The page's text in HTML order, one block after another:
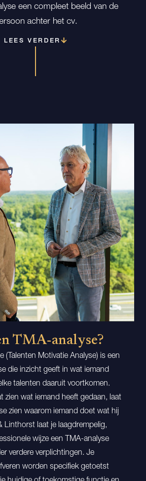
een compleet beeld van de
achter het cv.
LEES VERDER
TMA-analyse?
(Talenten Motivatie Analyse) is een
die inzicht geeft in wat iemand
talenten daaruit voortkomen.
zien wat iemand heeft gedaan, laat
zien waarom iemand doet wat hij
Linthorst laat je laagdrempelig,
wijze een TMA-analyse
verdere verplichtingen. Je
worden specifiek getoetst